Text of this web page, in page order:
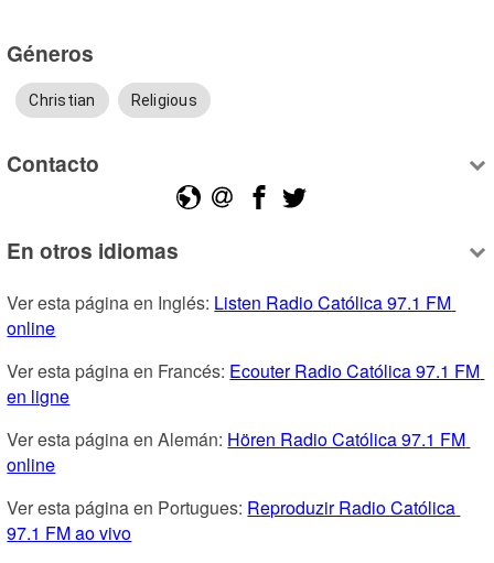
Géneros
Christian Religious
Contacto
En otros idiomas
Ver esta página en Inglés: Listen Radio Católica 97.1 FM
online
Ver esta página en Francés: Ecouter Radio Católica 97.1 FM
en ligne
Ver esta página en Alemán: Hören Radio Católica 97.1 FM
online
Ver esta página en Portugues: Reproduzir Radio Católica
97.1 FM ao vivo